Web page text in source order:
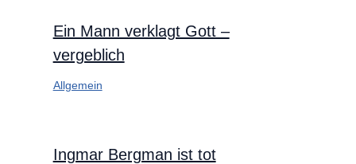
Ein Mann verklagt Gott –
vergeblich
Allgemein
Ingmar Bergman ist tot